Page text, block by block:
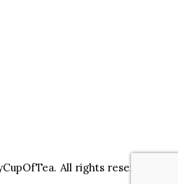
All rights reserved.